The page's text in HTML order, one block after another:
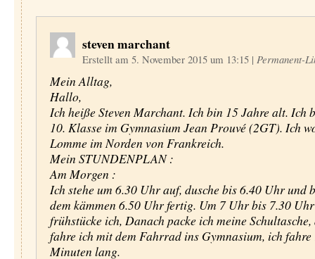
steven marchant
Erstellt am 5. November 2015 um 13:15 | Permanent-
Mein Alltag,
Hallo,
Ich heiße Steven Marchant. Ich bin 15 Jahre alt. Ich
10. Klasse im Gymnasium Jean Prouvé (2GT). Ich
Lomme im Norden von Frankreich.
Mein STUNDENPLAN :
Am Morgen :
Ich stehe um 6.30 Uhr auf, dusche bis 6.40 Uhr und
dem kämmen 6.50 Uhr fertig. Um 7 Uhr bis 7.30 Uhr
frühstücke ich, Danach packe ich meine
fahre ich mit dem Fahrrad ins Gymnasium, ich fahre
Minuten lang.